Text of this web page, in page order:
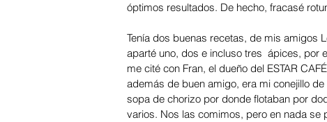
óptimos resultados. De hecho, fracasé
Tenía dos buenas recetas, de mis amigos
aparté uno, dos e incluso tres  ápices, por
me cité con Fran, el dueño del ESTAR
además de buen amigo, era mi conejillo
sopa de chorizo por donde flotaban por
varios. Nos las comimos, pero en nada se